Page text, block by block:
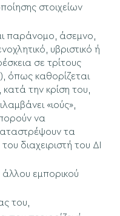
στοιχείων
παράνομο, άσεμνο,
υβριστικό ή
σε τρίτους
όπως καθορίζεται
την κρίση του,
«ιούς»,
να
τα
διαχειριστή του ΔΙ
εμπορικού
του,